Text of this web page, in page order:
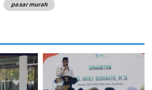
pasar murah